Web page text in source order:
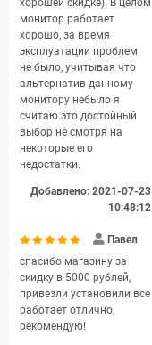
хорошей скидке). В целом
монитор работает
хорошо, за время
эксплуатации проблем
не было, учитывая что
альтернатив данному
монитору небыло я
считаю это достойный
выбор не смотря на
некоторые его
недостатки.
Добавлено: 2021-07-23
10:48:12
Павел
спасибо магазину за
скидку в 5000 рублей,
привезли установили все
работает отлично,
рекомендую!